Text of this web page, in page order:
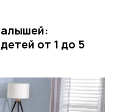
от 1 до 5